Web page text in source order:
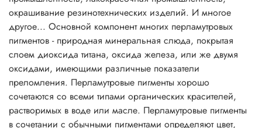
атласный эффект и непрозрачность массы. Более крупные
частицы создают сильный блеск, искрящийся или
сверкающий эффекты. Составы получаются почти
прозрачными.
Перламутровые пигменты часто включают в прозрачные
смеси. Чем более светопроницаем состав, тем лучше
эффект и меньше необходимая концентрация.
Непрозрачные составы требуют больше пигмента,
окрашивание резинотехнических изделий. И многое
другое... Основной компонент многих перламутровых
пигментов - природная минеральная слюда, покрытая
слоем диоксида титана, оксида железа, или же двумя
оксидами, имеющими различные показатели
преломления. Перламутровые пигменты хорошо
сочетаются со всеми типами органических красителей,
растворимых в воде или масле. Перламутровые пигменты
в сочетании с обычными пигментами определяют цвет,